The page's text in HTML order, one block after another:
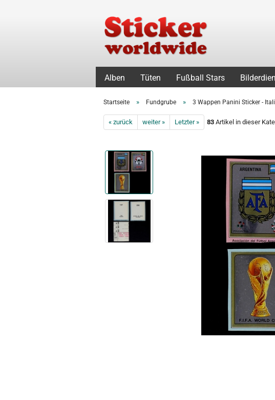
Alben Tüten Fußball Stars
Startseite » Fundgrube » 3 Wappen Panini Sticker -
« zurück weiter » Letzter » 83 Artikel in dieser